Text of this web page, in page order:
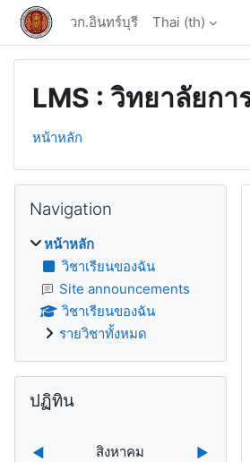
ข้ามไปที่เนื้อหาหลัก
วก.อินทร์บุรี Thai ‎(th)‎
LMS : วิทยาลัยก
หน้าหลัก
บล็อค
Navigation
หน้าหลัก
วิชาเรียนของฉัน
Site announcements
วิชาเรียนของฉัน
รายวิชาทั้งหมด
ปฏิทิน
◀︎
สิงหาคม
▶︎